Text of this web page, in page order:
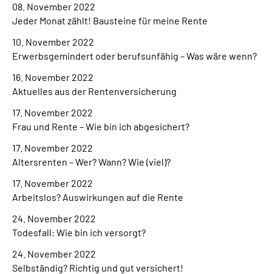
08. November 2022
Jeder Monat zählt! Bausteine für meine Rente
10. November 2022
Erwerbsgemindert oder berufsunfähig – Was wäre wenn?
16. November 2022
Aktuelles aus der Rentenversicherung
17. November 2022
Frau und Rente – Wie bin ich abgesichert?
17. November 2022
Altersrenten – Wer? Wann? Wie (viel)?
17. November 2022
Arbeitslos? Auswirkungen auf die Rente
24. November 2022
Todesfall: Wie bin ich versorgt?
24. November 2022
Selbständig? Richtig und gut versichert!